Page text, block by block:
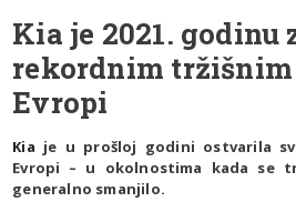
Kia je 2021. godinu
rekordnim
Evropi
Kia je u prošloj godini ostvarila
Evropi – u okolnostima kada se
generalno smanjilo.